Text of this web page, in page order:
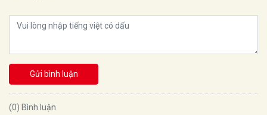
Gửi bình luận
(0) Bình luận